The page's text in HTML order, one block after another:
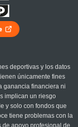
deportivas y los datos
únicamente fines
ganancia financiera ni
implican un riesgo
y solo con fondos que
tiene problemas con la